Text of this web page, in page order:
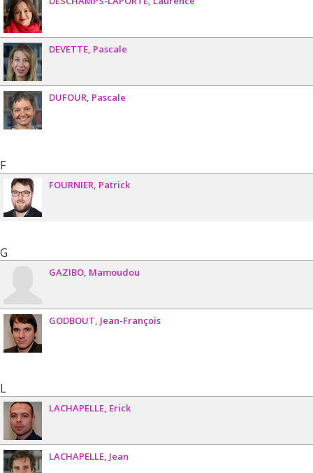
DEVETTE Pascale
DUFOUR Pascale
F
FOURNIER Patrick
G
GAZIBO Mamoudou
GODBOUT Jean-François
L
LACHAPELLE Erick
LACHAPELLE Jean